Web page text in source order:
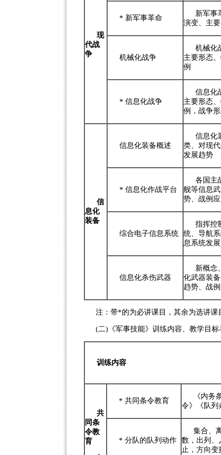
现
代战
争
* 新军事革命
新军事
演变、主
机械化战争
机械化
主要形态
例
* 信息化战争
信息化
主要形态
例，战争
信
息化
装备
信息化装备概述
信息化
类、对现
发展趋势
* 信息化作战平台
各国主
舰等信息
势、战例
综合电子信息系统
指挥控
统、导航
息系统发
信息化杀伤武器
新概念
化武器装
趋势、战
注：带*的为必讲课目，其余为选讲课
(二)《军事技能》训练内容、教学目
训练内容
共
同条
令教
育
* 共同条令教育
《内务
令》《队列
* 分队的队列动作
集合、
数，出列、
止，方向变